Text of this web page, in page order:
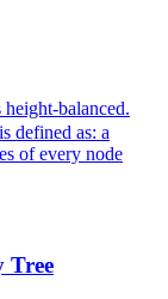
balanced.
defined as: a
of every node
Tree